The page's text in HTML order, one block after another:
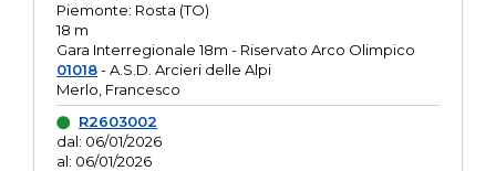
Piemonte: Rosta (TO)
18 m
Gara Interregionale 18m - Riservato Arco Olimpico
01018- A.S.D. Arcieri delle Alpi
Merlo, Francesco
R2603002
dal: 06/01/2026
al: 06/01/2026